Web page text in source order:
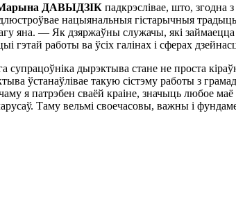
Марына ДАВЫДЗIК падкрэслiвае, што, згодна
нацыянальныя гiстарычныя
яна. — Як дзяржаўны служачы, якi
гэтай работы ва ўсiх галiнах i сферах
супрацоўнiка дырэктыва стане не проста
ўстанаўлiвае такую сiстэму работы з
я патрэбен сваёй краiне, значыць любое
Таму вельмi своечасовы, важны i